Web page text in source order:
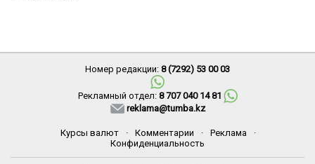
Номер редакции: 8 (7292) 53 00 03
Рекламный отдел: 8 707 040 14 81
reklama@tumba.kz
Курсы валют · Комментарии · Реклама
·
Конфиденциальность